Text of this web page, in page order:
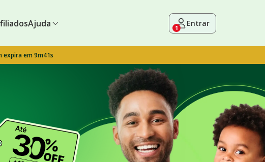
Ajuda 1 Entrar
expira em 9m40s